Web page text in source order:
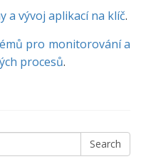
a vývoj aplikací na klíč.
pro monitorování a
procesů.
Search